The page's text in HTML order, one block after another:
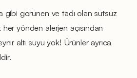
gibi görünen ve tadı olan sütsüz
yönden alerjen açısından
altı suyu yok! Ürünler ayrıca